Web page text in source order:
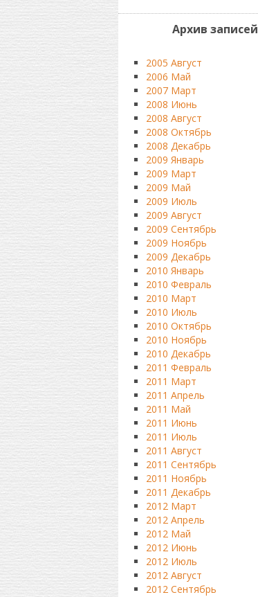
Архив записей
2005 Август
2006 Май
2007 Март
2008 Июнь
2008 Август
2008 Октябрь
2008 Декабрь
2009 Январь
2009 Март
2009 Май
2009 Июль
2009 Август
2009 Сентябрь
2009 Ноябрь
2009 Декабрь
2010 Январь
2010 Февраль
2010 Март
2010 Июль
2010 Октябрь
2010 Ноябрь
2010 Декабрь
2011 Февраль
2011 Март
2011 Апрель
2011 Май
2011 Июнь
2011 Июль
2011 Август
2011 Сентябрь
2011 Ноябрь
2011 Декабрь
2012 Март
2012 Апрель
2012 Май
2012 Июнь
2012 Июль
2012 Август
2012 Сентябрь